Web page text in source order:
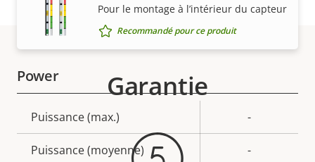
Matériau du boîtier Aluminum
Power
Description
de la
propriété
la
propriété
Puissance (max.) -
Puissance (moyenne) -
Pour le montage à l’intérieur du capteur
Recommandé pour ce produit
Garantie